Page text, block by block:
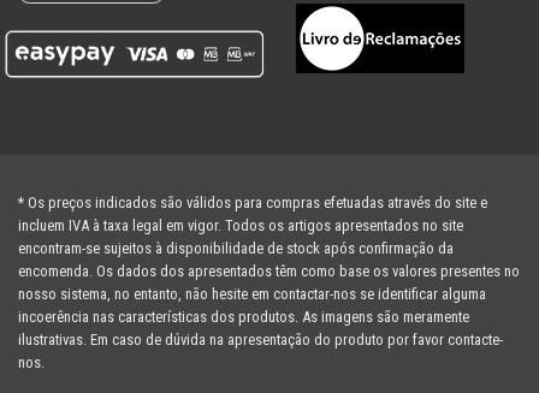
* Os preços indicados são válidos para compras efetuadas através do site e
incluem IVA à taxa legal em vigor. Todos os artigos apresentados no site
encontram-se sujeitos à disponibilidade de stock após confirmação da
encomenda. Os dados dos apresentados têm como base os valores presentes no
nosso sistema, no entanto, não hesite em contactar-nos se identificar alguma
incoerência nas características dos produtos. As imagens são meramente
ilustrativas. Em caso de dúvida na apresentação do produto por favor contacte-
nos.